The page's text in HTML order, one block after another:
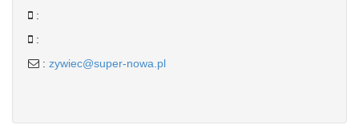
:
:
: zywiec@super-nowa.pl